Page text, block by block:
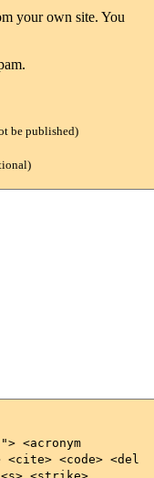
your own site. You
be published)
<acronym
<code> <del